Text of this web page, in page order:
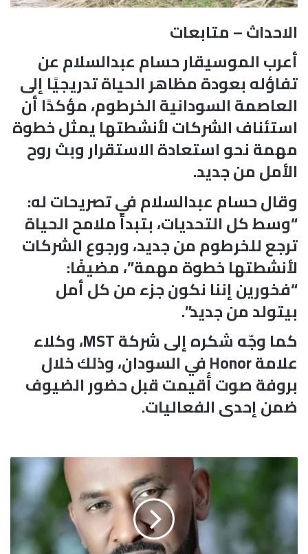
الاحداث – متابعات
أعرب الموسيقار حسام عبدالسلام عن
تفاؤله بعودة مظاهر الحياة تدريجيًا إلى
العاصمة السودانية الخرطوم، مؤكدًا أن
استئناف الشركات لأنشطتها يمثل خطوة
مهمة نحو استعادة الاستقرار وبث روح
الأمل من جديد.
وقال حسام عبدالسلام في تصريحات له:
“وسط كل التحديات، بتبدأ ملامح الحياة
ترجع للخرطوم من جديد، ورجوع الشركات
لأنشطتها خطوة مهمة”، مضيفًا:
“فخورين إننا نكون جزء من كل أمل
بيتولد من جديد”.
كما وجّه شكره إلى شركة MST، وكلاء
علامة Honor في السودان، وذلك خلال
بروفة صوت أُقيمت قبل حضور الضيوف
ضمن إحدى الفعاليات.
أ
م
ا